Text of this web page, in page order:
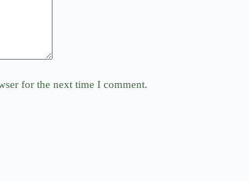
for the next time I comment.